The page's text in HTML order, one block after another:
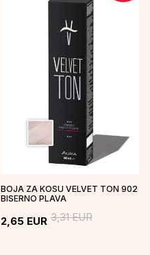
BOJA ZA KOSU VELVET TON 902
BISERNO PLAVA
2,65 EUR 3,31EUR